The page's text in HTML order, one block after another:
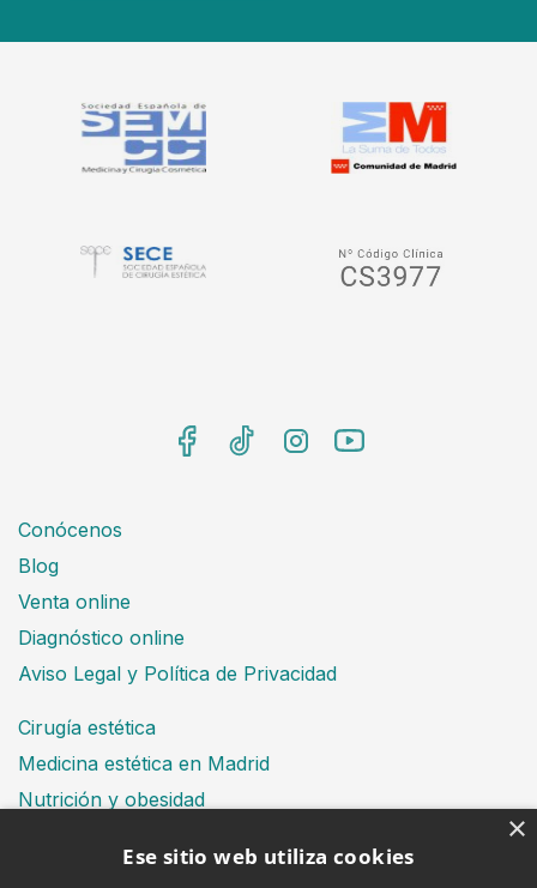
Conócenos
Blog
Venta online
Diagnóstico online
Aviso Legal y Política de Privacidad
Cirugía estética
Medicina estética en Madrid
Nutrición y obesidad
×
Ese sitio web utiliza cookies